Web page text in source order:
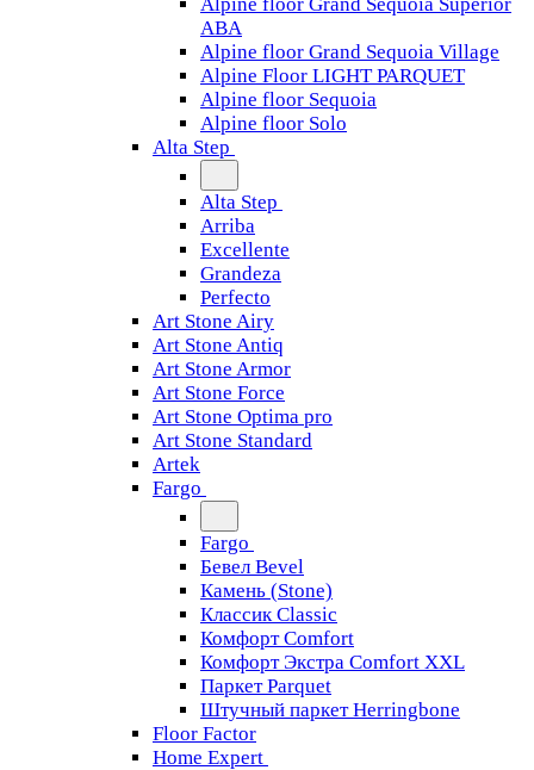
ABA
Alpine floor Grand Sequoia Village
Alpine Floor LIGHT PARQUET
Alpine floor Sequoia
Alpine floor Solo
Alta Step
Alta Step
Arriba
Excellente
Grandeza
Perfecto
Art Stone Airy
Art Stone Antiq
Art Stone Armor
Art Stone Force
Art Stone Optima pro
Art Stone Standard
Artek
Fargo
Fargo
Бевел Bevel
Камень (Stone)
Классик Classic
Комфорт Comfort
Комфорт Экстра Comfort XXL
Паркет Parquet
Штучный паркет Herringbone
Floor Factor
Home Expert